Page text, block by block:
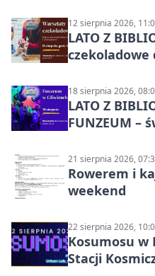
12 sierpnia 2026,
LATO Z
czekoladowe
18 sierpnia 2026,
LATO Z
FUNZEUM –
21 sierpnia 2026,
Rowerem i
weekend
22 sierpnia 2026,
Kosumosu w
Stacji